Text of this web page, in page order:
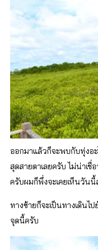
ออกมาแล้วก็จะพบกับทุ่งอะ
สุดสายตาเลยครับ ไม่น่าเ
ครับผมก็พึ่งจะเคยเห็นวัน
ทางซ้ายก็จะเป็นทางเดินไ
จุดนี้ครับ